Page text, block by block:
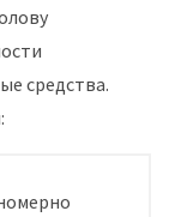
средства.